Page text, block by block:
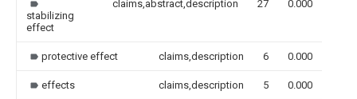
stabilizing
effect
claims,abstract,description 27 0.000
protective effect claims,description 6 0.000
effects claims,description 5 0.000